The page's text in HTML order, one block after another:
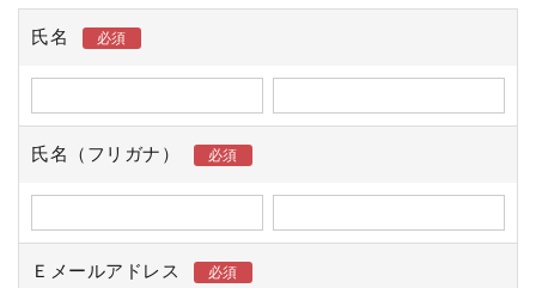
氏名
氏名（フリガナ）
Ｅメールアドレス